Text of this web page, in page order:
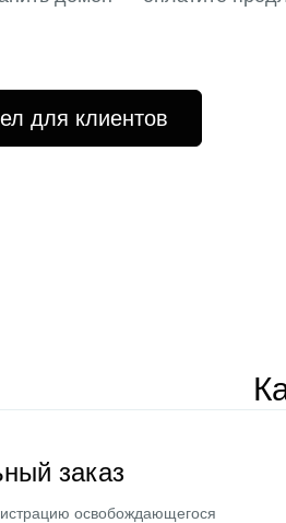
для клиентов
заказ
освобождающегося